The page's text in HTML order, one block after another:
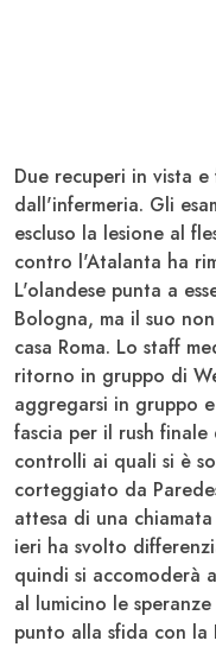
Due recuperi in vista
dall'infermeria. Gli
escluso la lesione al
contro l'Atalanta ha
L'olandese punta a
Bologna, ma il suo
casa Roma. Lo staff
ritorno in gruppo di
aggregarsi in gruppo
fascia per il rush
controlli ai quali si è
corteggiato da
attesa di una
ieri ha svolto
quindi si accomoderà
al lumicino le
punto alla sfida con la